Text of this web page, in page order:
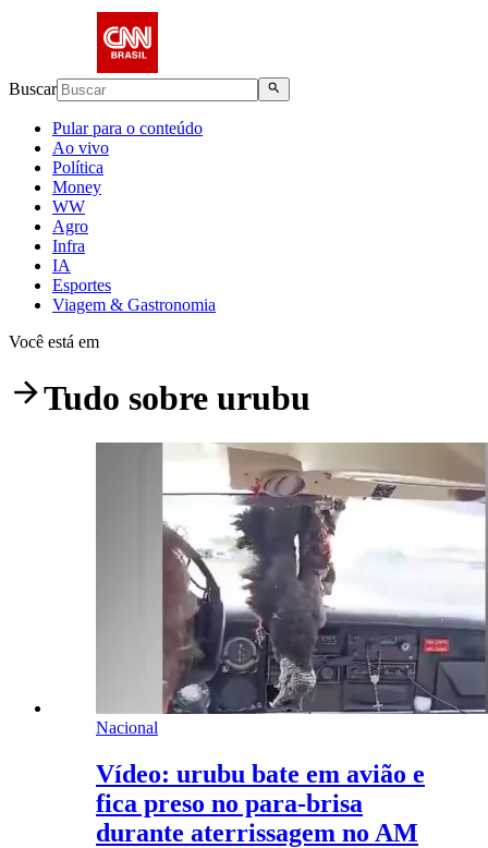
Buscar
Pular para o conteúdo
Ao vivo
Política
Money
WW
Agro
Infra
IA
Esportes
Viagem & Gastronomia
Você está em
Tudo sobre urubu
Nacional
Vídeo: urubu bate em avião e
fica preso no para-brisa
durante aterrissagem no AM